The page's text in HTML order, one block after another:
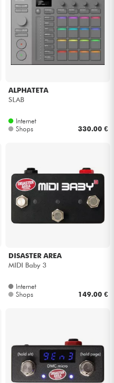
ALPHATETA
SLAB
Internet
Shops
330.00 €
DISASTER AREA
MIDI Baby 3
Internet
Shops
149.00 €